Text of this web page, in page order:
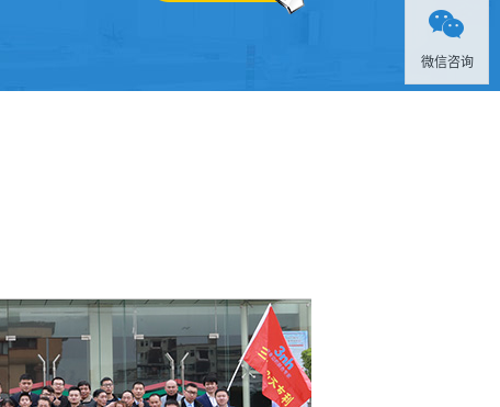

微信咨询